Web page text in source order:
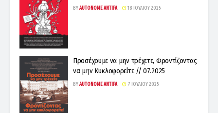
BYAUTONOME ANTIFA 18 ΙΟΥΛΊΟΥ 2025
Προσέχουμε να μην τρέχετε, Φροντίζοντας
να μην Κυκλοφορείτε // 07.2025
BYAUTONOME ANTIFA 7 ΙΟΥΛΊΟΥ 2025